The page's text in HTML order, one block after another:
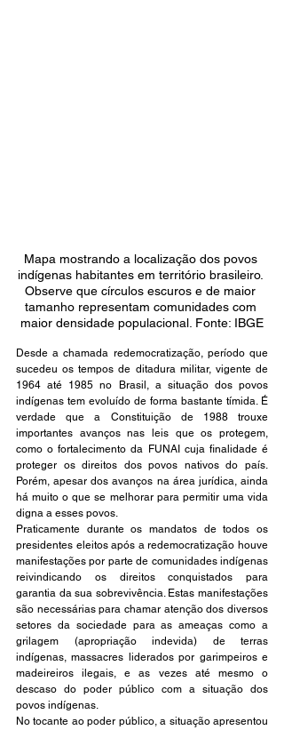
Mapa mostrando a localização dos povos
indígenas habitantes em território brasileiro.
Observe que círculos escuros e de maior
tamanho representam comunidades com
maior densidade populacional. Fonte: IBGE
Desde a chamada redemocratização, período que
sucedeu os tempos de ditadura militar, vigente de
1964 até 1985 no Brasil, a situação dos povos
indígenas tem evoluído de forma bastante tímida. É
verdade que a Constituição de 1988 trouxe
importantes avanços nas leis que os protegem,
como o fortalecimento da FUNAI cuja finalidade é
proteger os direitos dos povos nativos do país.
Porém, apesar dos avanços na área jurídica, ainda
há muito o que se melhorar para permitir uma vida
digna a esses povos.
Praticamente durante os mandatos de todos os
presidentes eleitos após a redemocratização houve
manifestações por parte de comunidades indígenas
reivindicando os direitos conquistados para
garantia da sua sobrevivência. Estas manifestações
são necessárias para chamar atenção dos diversos
setores da sociedade para as ameaças como a
grilagem (apropriação indevida) de terras
indígenas, massacres liderados por garimpeiros e
madeireiros ilegais, e as vezes até mesmo o
descaso do poder público com a situação dos
povos indígenas.
No tocante ao poder público, a situação apresentou